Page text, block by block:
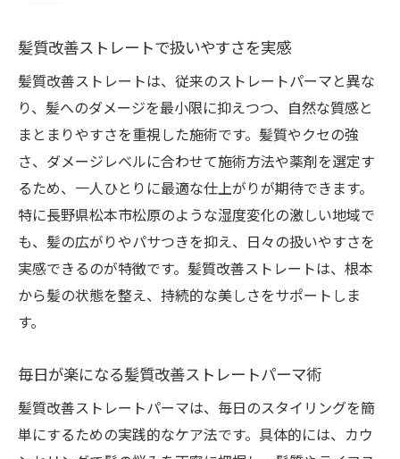
髪質改善ストレートで扱いやすさを実感
髪質改善ストレートは、従来のストレートパーマと異な
り、髪へのダメージを最小限に抑えつつ、自然な質感と
まとまりやすさを重視した施術です。髪質やクセの強
さ、ダメージレベルに合わせて施術方法や薬剤を選定す
るため、一人ひとりに最適な仕上がりが期待できます。
特に長野県松本市松原のような湿度変化の激しい地域で
も、髪の広がりやパサつきを抑え、日々の扱いやすさを
実感できるのが特徴です。髪質改善ストレートは、根本
から髪の状態を整え、持続的な美しさをサポートしま
す。
毎日が楽になる髪質改善ストレートパーマ術
髪質改善ストレートパーマは、毎日のスタイリングを簡
単にするための実践的なケア法です。具体的には、カウ